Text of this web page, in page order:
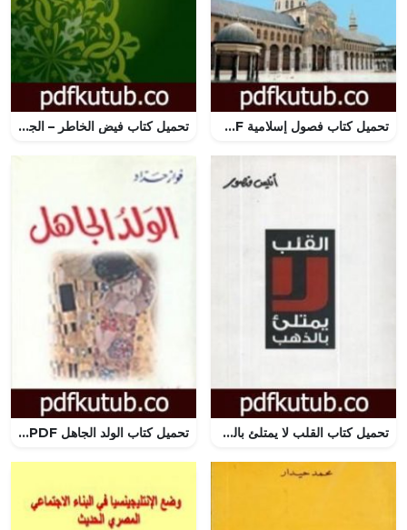
تحميل كتاب فصول إسلامية PDF تأليف علي الطنطاوي مجانا [كامل] تحميل كتاب فيض الخاطر – الجزء العاشر PDF تأليف أحمد أمين مجانا [كامل]
تحميل كتاب القلب لا يمتلئ بالذهب PDF تأليف أنيس منصور مجانا [كامل] تحميل كتاب الولد الجاهل PDF تأليف فواز حداد مجانا [كامل]